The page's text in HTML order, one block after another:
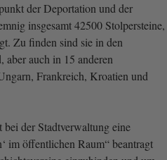
der Deportation und der
insgesamt 42500 Stolpersteine,
Zu finden sind sie in den
aber auch in 15 anderen
Frankreich, Kroatien und
bei der Stadtverwaltung eine
im öffentlichen Raum“ beantragt